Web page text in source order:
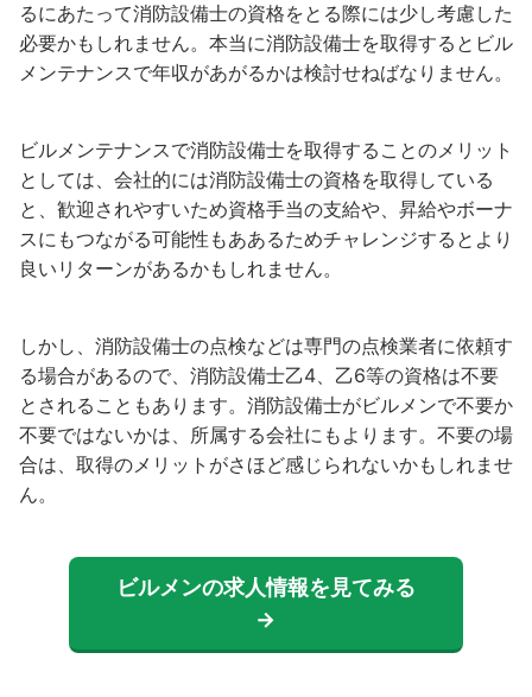
るにあたって消防設備士の資格をとる際には少し考慮した
必要かもしれません。本当に消防設備士を取得するとビル
メンテナンスで年収があがるかは検討せねばなりません。
ビルメンテナンスで消防設備士を取得することのメリット
としては、会社的には消防設備士の資格を取得している
と、歓迎されやすいため資格手当の支給や、昇給やボーナ
スにもつながる可能性もああるためチャレンジするとより
良いリターンがあるかもしれません。
しかし、消防設備士の点検などは専門の点検業者に依頼す
る場合があるので、消防設備士乙4、乙6等の資格は不要
とされることもあります。消防設備士がビルメンで不要か
不要ではないかは、所属する会社にもよります。不要の場
合は、取得のメリットがさほど感じられないかもしれませ
ん。
ビルメンの求人情報を見てみる
→